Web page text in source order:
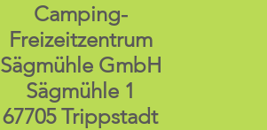
Camping-
Freizeitzentrum
Sägmühle GmbH
Sägmühle 1
67705 Trippstadt